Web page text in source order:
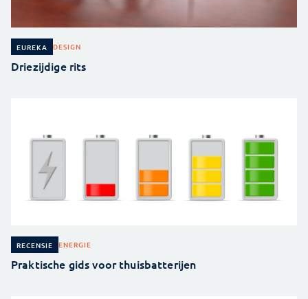
EUREKA DESIGN
Driezijdige rits
RECENSIE ENERGIE
Praktische gids voor thuisbatterijen